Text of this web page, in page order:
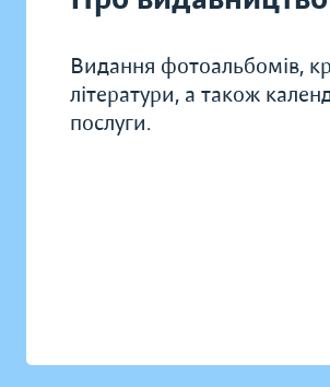
Видання фотоальбомів,
літератури, а також
послуги.